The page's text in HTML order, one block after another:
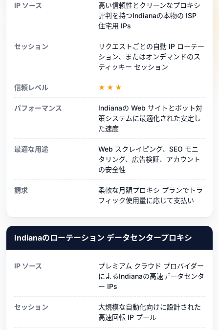
IP ソース
高い信頼性とクリーンなプロキシ
評判を持つIndianaの本物の ISP
住宅用 IPs
セッション
リクエストごとの自動 IP ローテー
ション、またはオンデマンドのス
ティッキー セッション
信頼レベル ★★★
パフォーマンス
Indianaの Web サイトとボット対
策システムに最適化された安定し
た速度
最適な用途
Web スクレイピング、SEO モニ
タリング、広告検証、アカウント
の安全性
請求
柔軟な月額プロキシ プランでトラ
フィック使用量に応じて支払い
Indianaのローテーション データセンタープロキシ
IP ソース
プレミアム クラウド プロバイダー
によるIndianaの高速データセンタ
ー IPs
セッション
大規模な自動化向けに設計された
高速回転 IP プール